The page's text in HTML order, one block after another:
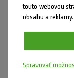
Hľadá sa
touto webovou
obsahu a reklamy.
Spravovať